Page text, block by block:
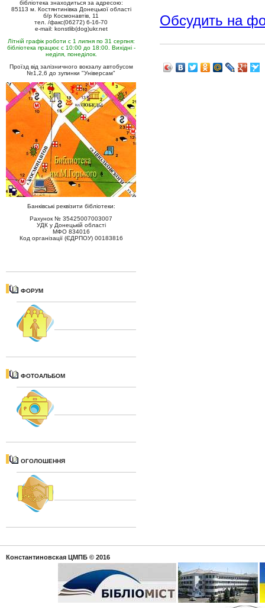
бібліотека знаходиться за адресою:
85113 м. Костянтинівка Донецької області
б/р Космонавтів, 11
тел. /факс(06272) 6-16-70
e-mail: konstlib(dog)ukr.net
Літній графік роботи с 1 липня по 31 серпня:
бібліотека працює с 10:00 до 18:00. Вихідні -
неділя, понеділок.
Проїзд від залізничного вокзалу автобусом
№1,2,6 до зупинки "Універсам"
Банківські реквізити бібліотеки:
Рахунок № 35425007003007
УДК у Донецькій області
МФО 834016
Код організації (ЄДРПОУ) 00183816
ФОРУМ
ФОТОАЛЬБОМ
ОГОЛОШЕННЯ
Обсудить на
Константиновская ЦМПБ © 2016